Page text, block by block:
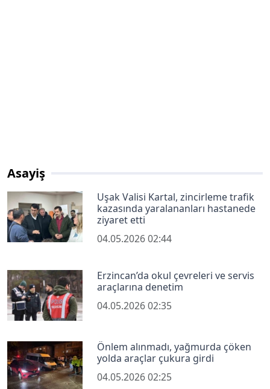
Asayiş
Uşak Valisi Kartal, zincirleme trafik
kazasında yaralananları hastanede
ziyaret etti
04.05.2026 02:44
Erzincan’da okul çevreleri ve servis
araçlarına denetim
04.05.2026 02:35
Önlem alınmadı, yağmurda çöken
yolda araçlar çukura girdi
04.05.2026 02:25